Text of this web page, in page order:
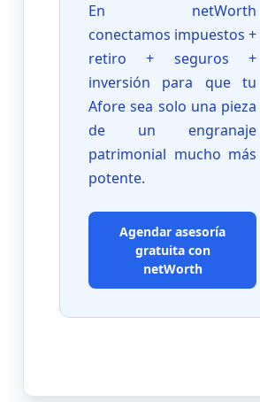
En netWorth
conectamos impuestos +
retiro + seguros +
inversión para que tu
Afore sea solo una pieza
de un engranaje
patrimonial mucho más
potente.
Agendar asesoría
gratuita con
netWorth